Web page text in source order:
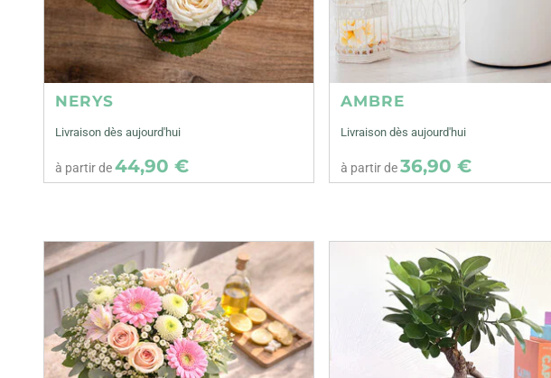
NERYS
Livraison dès aujourd'hui
à partir de44,90 €
AMBRE
Livraison dès aujourd'hui
à partir de36,90 €